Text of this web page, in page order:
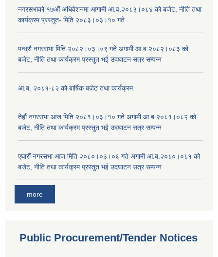
नगरसभाको १७औं अधिवेशनमा आगामी आ.व.२०८३।०८४ को बजेट, नीति तथा
कार्यक्रम प्रस्तुत- मिति २०८३।०३।१० गते
पन्ध्रौ नगरसभा मिति २०८२।०३।०९ गते अगामी आ.ब.२०८२।०८३ को
बजेट, नीति तथा कार्यक्रम प्रस्तुत भई उदघाटन सत्र सम्पन्न
आ.ब. २०८१-८२ को बार्षिक बजेट तथा कार्यक्रम
तेर्हौ नगरसभा आज मिति २०८१।०३।१० गते अगामी आ.ब.२०८१।०८२ को
बजेट, नीति तथा कार्यक्रम प्रस्तुत भई उदघाटन सत्र सम्पन्न
एघारौं नगरसभा आज मिति २०८०।०३।०६ गते अगामी आ.ब.२०८०।०८१ को
बजेट, नीति तथा कार्यक्रम प्रस्तुत भई उदघाटन सत्र सम्पन्न
more
Public Procurement/Tender Notices